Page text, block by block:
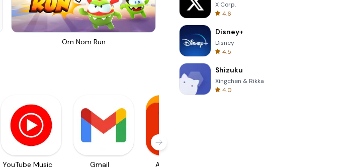
Om Nom Run Cannon Balls 3D
YouTube Music Gmail AliExpress
X Corp.
4.6
Disney+
Disney
4.5
Shizuku
Xingchen & Rikka
4.0